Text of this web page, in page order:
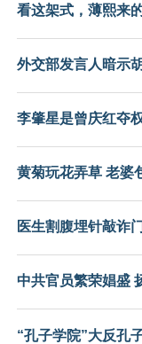
看这架式，薄熙来
外交部发言人暗示
李肇星是曾庆红夺
黄菊玩花弄草 老婆
医生割腹埋针敲诈
中共官员繁荣娼盛
“孔子学院”大反孔